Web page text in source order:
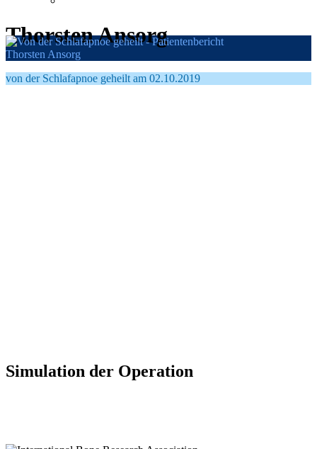
Thorsten Ansorg
Thorsten Ansorg
von der Schlafapnoe geheilt am 02.10.2019
Simulation der Operation